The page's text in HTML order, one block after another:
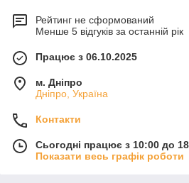
Рейтинг не сформований
Менше 5 відгуків за останній рік
Працює з 06.10.2025
м. Дніпро
Дніпро, Україна
Контакти
Сьогодні працює з 10:00 до
Показати весь графік роботи